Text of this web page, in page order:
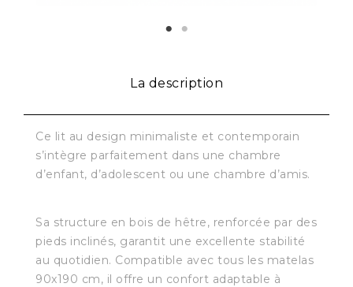
La description
Ce lit au design minimaliste et contemporain
s’intègre parfaitement dans une chambre
d’enfant, d’adolescent ou une chambre d’amis.
Sa structure en bois de hêtre, renforcée par des
pieds inclinés, garantit une excellente stabilité
au quotidien. Compatible avec tous les matelas
90x190 cm, il offre un confort adaptable à